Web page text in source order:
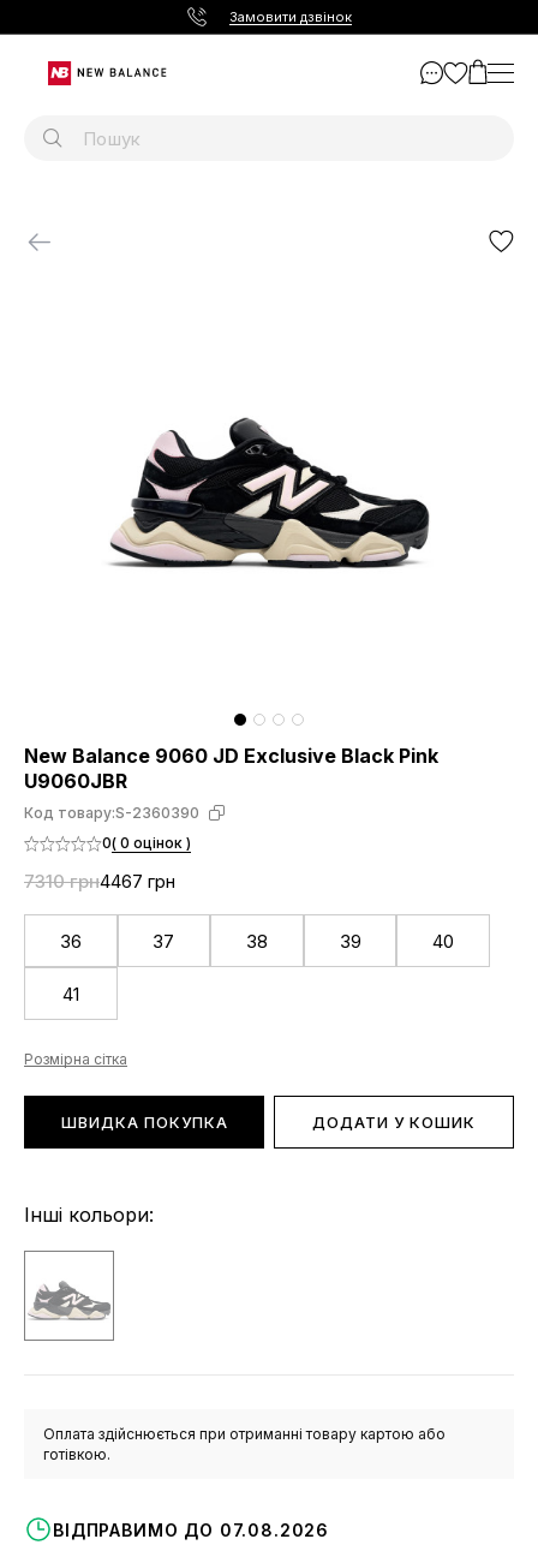
Замовити дзвінок
New Balance 9060 JD Exclusive Black Pink
U9060JBR
Код товару:S-2360390
0( 0 оцінок )
7310 грн4467 грн
36 37 38 39 40
41
Розмірна сітка
ШВИДКА ПОКУПКА ДОДАТИ У КОШИК
Інші кольори:
Оплата здійснюється при отриманні товару картою або
готівкою.
ВІДПРАВИМО ДО 07.08.2026